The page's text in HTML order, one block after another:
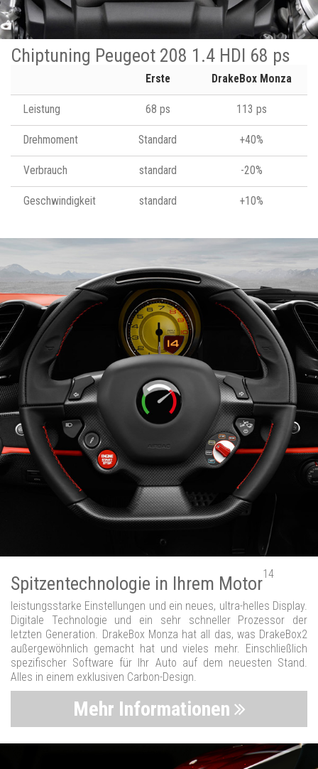
Chiptuning Peugeot 208 1.4 HDI 68 ps
Erste DrakeBox Monza
Leistung 68 ps 113 ps
Drehmoment Standard +40%
Verbrauch standard -20%
Geschwindigkeit standard +10%
Spitzentechnologie in Ihrem Motor14
leistungsstarke Einstellungen und ein neues, ultra-helles Display.
Digitale Technologie und ein sehr schneller Prozessor der
letzten Generation. DrakeBox Monza hat all das, was DrakeBox2
außergewöhnlich gemacht hat und vieles mehr. Einschließlich
spezifischer Software für Ihr Auto auf dem neuesten Stand.
Alles in einem exklusiven Carbon-Design.
Mehr Informationen